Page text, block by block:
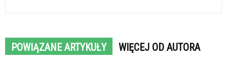
POWIĄZANE ARTYKUŁY WIĘCEJ OD AUTORA